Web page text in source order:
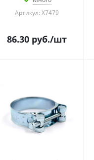
Артикул: Х7479
86.30 руб./шт